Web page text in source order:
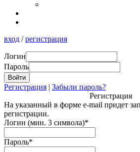
вход /регистрация
Логин
Пароль
Регистрация | Забыли пароль?
Регистрация
На указанный в форме e-mail придет
регистрации.
Логин (мин. 3 символа)*
Пароль*